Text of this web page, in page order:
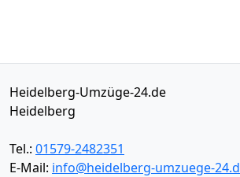
Heidelberg-Umzüge-24.de
Heidelberg
Tel.: 01579-2482351
E-Mail: info@heidelberg-umzuege-